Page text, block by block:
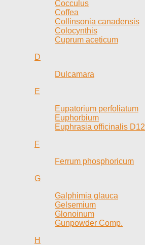
Cocculus
Coffea
Collinsonia canadensis
Colocynthis
Cuprum aceticum
D
Dulcamara
E
Eupatorium perfoliatum
Euphorbium
Euphrasia officinalis D12
F
Ferrum phosphoricum
G
Galphimia glauca
Gelsemium
Glonoinum
Gunpowder Comp.
H